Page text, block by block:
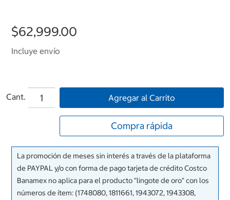
$62,999.00
Incluye envío
Cant. Agregar al Carrito
Compra rápida
La promoción de meses sin interés a través de la plataforma
de PAYPAL y/o con forma de pago tarjeta de crédito Costco
Banamex no aplica para el producto "lingote de oro" con los
números de ítem: (1748080, 1811661, 1943072, 1943308,